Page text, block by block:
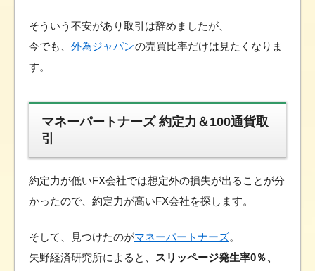
そういう不安があり取引は辞めましたが、
今でも、 外為ジャパンの売買比率だけは見たくなりま
す。
マネーパートナーズ 約定力＆100通貨取
引
約定力が低いFX会社では想定外の損失が出ることが分
かったので、約定力が高いFX会社を探します。
そして、見つけたのがマネーパートナーズ。
矢野経済研究所によると、
スリッページ発生率0％、